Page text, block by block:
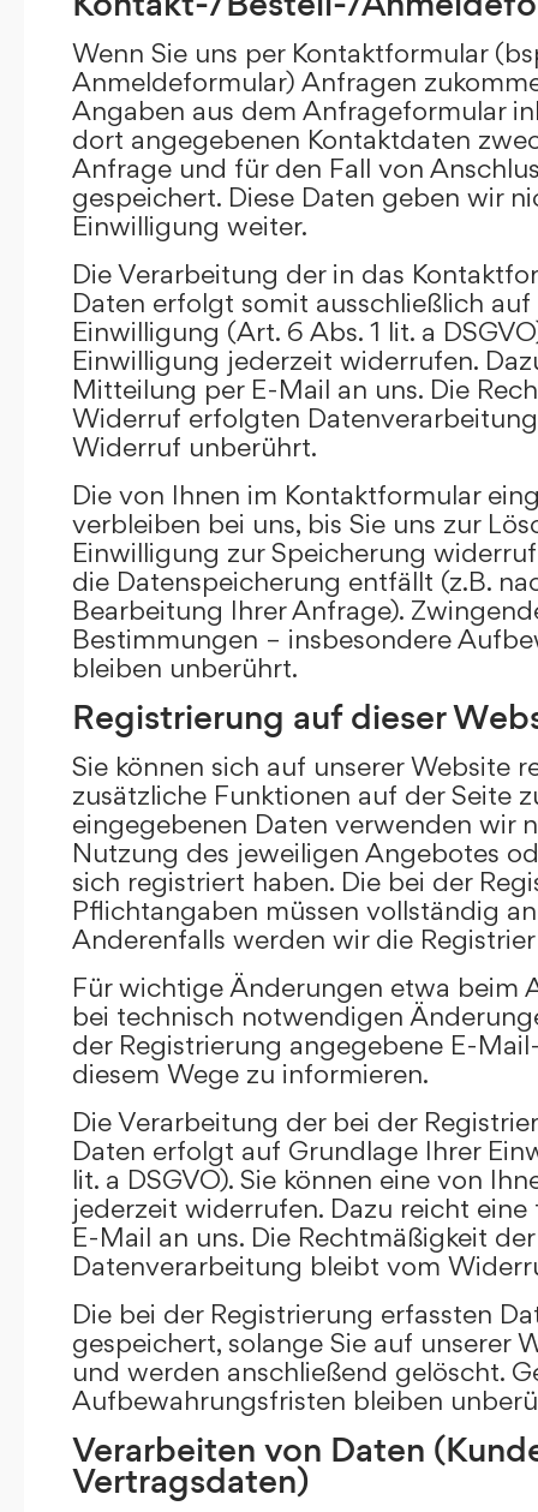
Wenn Sie uns per Kontaktformular
Anmeldeformular) Anfragen
Angaben aus dem Anfrageformular
dort angegebenen Kontaktdaten
Anfrage und für den Fall von
gespeichert. Diese Daten geben wir
Einwilligung weiter.
Die Verarbeitung der in das
Daten erfolgt somit ausschließlich
Einwilligung (Art. 6 Abs. 1 lit. a
Einwilligung jederzeit widerrufen.
Mitteilung per E-Mail an uns. Die
Widerruf erfolgten
Widerruf unberührt.
Die von Ihnen im Kontaktformular
verbleiben bei uns, bis Sie uns zur
Einwilligung zur Speicherung
die Datenspeicherung entfällt (z.B.
Bearbeitung Ihrer Anfrage).
Bestimmungen – insbesondere
bleiben unberührt.
Registrierung auf dieser
Sie können sich auf unserer Website
zusätzliche Funktionen auf der Seite
eingegebenen Daten verwenden wir
Nutzung des jeweiligen Angebotes
sich registriert haben. Die bei der
Pflichtangaben müssen vollständig
Anderenfalls werden wir die
Für wichtige Änderungen etwa beim
bei technisch notwendigen
der Registrierung angegebene E-
diesem Wege zu informieren.
Die Verarbeitung der bei der
Daten erfolgt auf Grundlage Ihrer
lit. a DSGVO). Sie können eine von
jederzeit widerrufen. Dazu reicht
E-Mail an uns. Die Rechtmäßigkeit
Datenverarbeitung bleibt vom
Die bei der Registrierung erfassten
gespeichert, solange Sie auf unserer
und werden anschließend gelöscht.
Aufbewahrungsfristen bleiben
Verarbeiten von Daten
Vertragsdaten)